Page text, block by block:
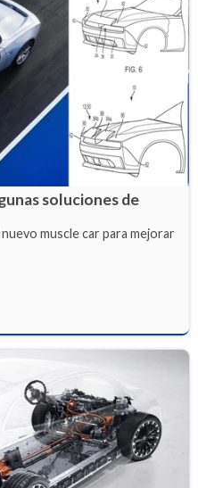
soluciones de
muscle car para mejorar